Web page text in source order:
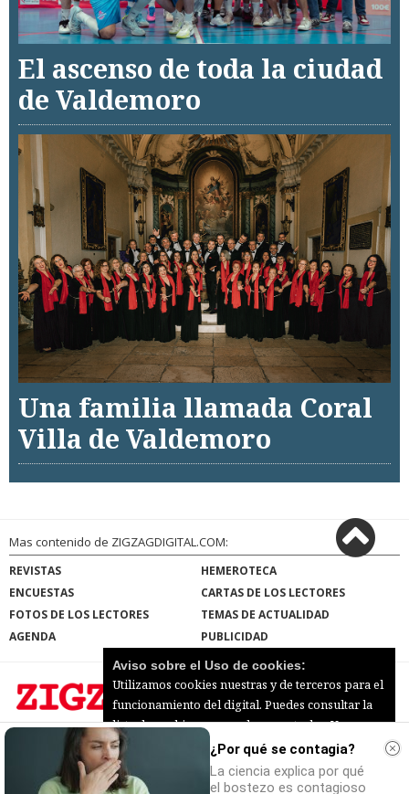
El ascenso de toda la ciudad
de Valdemoro
Una familia llamada Coral
Villa de Valdemoro
Mas contenido de ZIGZAGDIGITAL.COM:
REVISTAS
HEMEROTECA
ENCUESTAS
CARTAS DE LOS LECTORES
FOTOS DE LOS LECTORES
TEMAS DE ACTUALIDAD
AGENDA
PUBLICIDAD
ZIGZAGDIGITAL.COM | Términos de uso |
Protección de datos
Mapa del sitio
© 2026 | Todos los derechos reservados
¿Por qué se contagia?
La ciencia explica por qué
el bostezo es contagioso
Aviso sobre el Uso de cookies:
Utilizamos cookies nuestras y de terceros para el
funcionamiento del digital. Puedes consultar la
lista de cookies y como desconectarlas.Ver
nuestra Política de Privacidad y Cookies
Aceptar Cookies
Personalizar